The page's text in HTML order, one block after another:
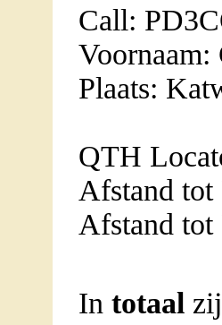
Call:
Voornaam:
Plaats:
QTH
Afstand tot
Afstand tot
In totaal